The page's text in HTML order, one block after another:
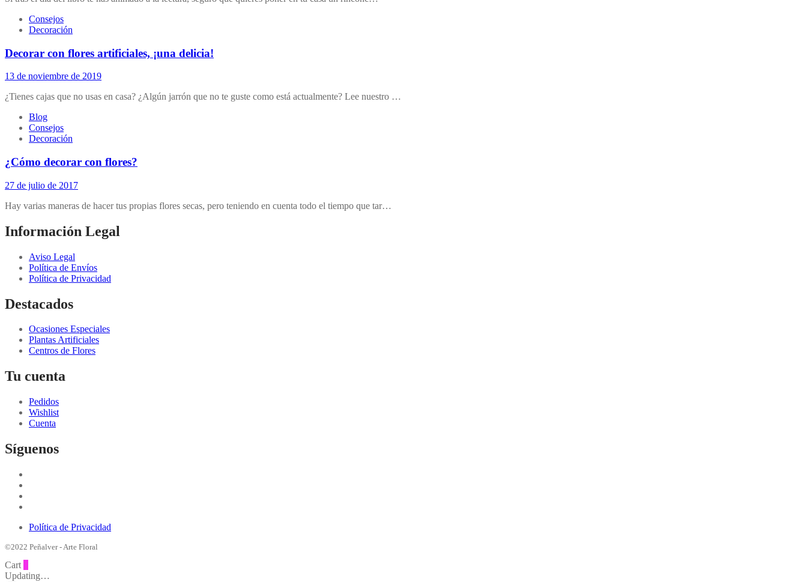
Consejos
Decoración
Decorar con flores artificiales, ¡una delicia!
13 de noviembre de 2019
¿Tienes cajas que no usas en casa? ¿Algún jarrón que no te guste como está actualmente? Lee nuestro …
Blog
Consejos
Decoración
¿Cómo decorar con flores?
27 de julio de 2017
Hay varias maneras de hacer tus propias flores secas, pero teniendo en cuenta todo el tiempo que tar…
Información Legal
Aviso Legal
Política de Envíos
Política de Privacidad
Destacados
Ocasiones Especiales
Plantas Artificiales
Centros de Flores
Tu cuenta
Pedidos
Wishlist
Cuenta
Síguenos
Política de Privacidad
©2022 Peñalver - Arte Floral
Cart
Updating…